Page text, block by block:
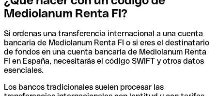
Mediolanum Renta FI?
Si ordenas una transferencia internacional a una cuenta
bancaria de Mediolanum Renta FI o si eres el destinatario
de fondos en una cuenta bancaria de Mediolanum Renta
FI en España, necesitarás el código SWIFT y otros datos
esenciales.
Los bancos tradicionales suelen procesar las